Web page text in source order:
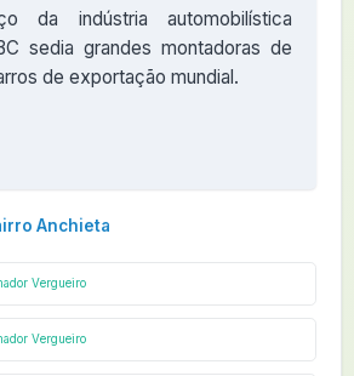
da indústria automobilística
sedia grandes montadoras de
de exportação mundial.
Anchieta
Vergueiro
Vergueiro